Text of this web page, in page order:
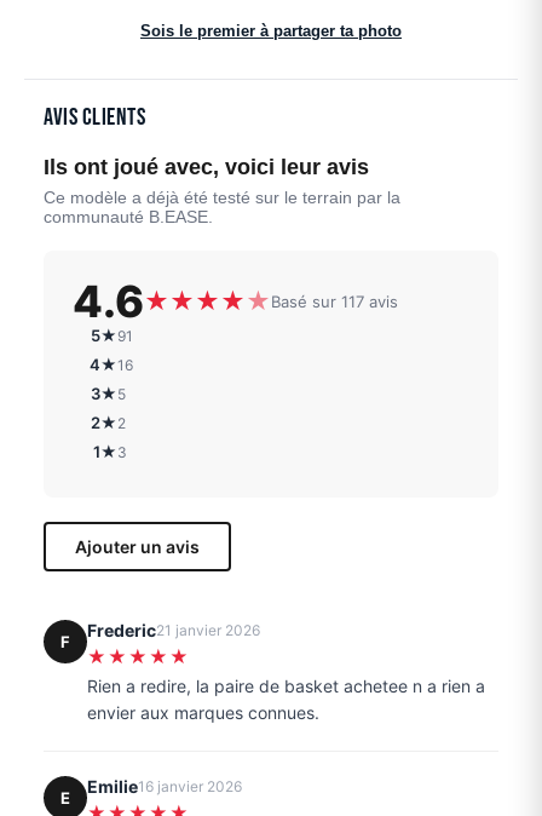
Sois le premier à partager ta photo
Avis clients
Ils ont joué avec, voici leur avis
Ce modèle a déjà été testé sur le terrain par la
communauté B.EASE.
4.6★★★★★Basé sur 117 avis
5★ 91
4★16
3★ 5
2★ 2
1★ 3
Ajouter un avis
F
Frederic21 janvier 2026
★★★★★
Rien a redire, la paire de basket achetee n a rien a
envier aux marques connues.
E
Emilie16 janvier 2026